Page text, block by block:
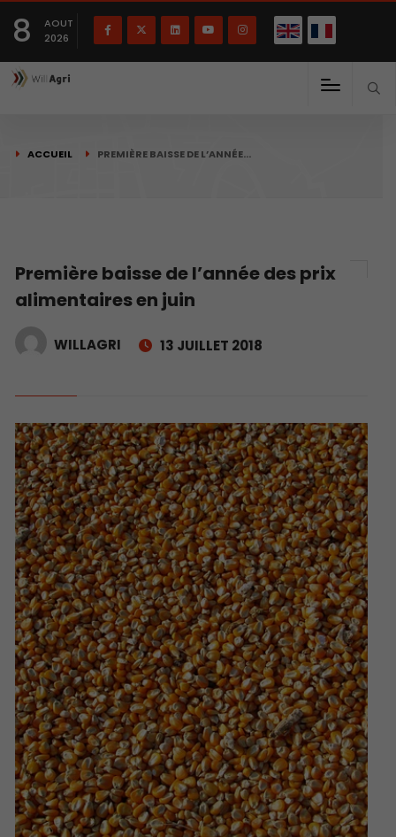
8
AOUT
2026
ACCUEIL PREMIÈRE BAISSE DE L’ANNÉE…
Première baisse de l’année des prix
alimentaires en juin
WILLAGRI 13 JUILLET 2018
Français English(English)